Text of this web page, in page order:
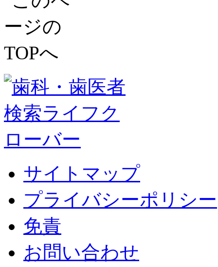
サイトマップ
プライバシーポリシー
免責
お問い合わせ